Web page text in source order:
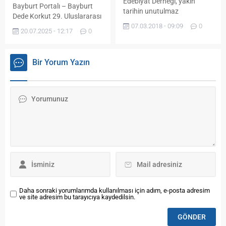
Bayburt Portalı – Bayburt
Dede Korkut 29. Uluslararası
Kültür ve Sanat Şölenleri tüm
hızıyla devam ederken
sultanları aşıkların adlarına
yakışır performanslarıyla
gerçekleştirilen konserde ilk
Performansları...
20.07.2025 - 12:17 0
tarihin unutulmaz
acılarından Hocalı
Katliamı’nın şehitlerini andı.
Hocalı Katliamı oldu.
Mütellimov’un görseller...
07.03.2018 - 09:09 0
Bir Yorum Yazın
Daha sonraki yorumlarımda kullanılması için adım, e-posta adresim
ve site adresim bu tarayıcıya kaydedilsin.